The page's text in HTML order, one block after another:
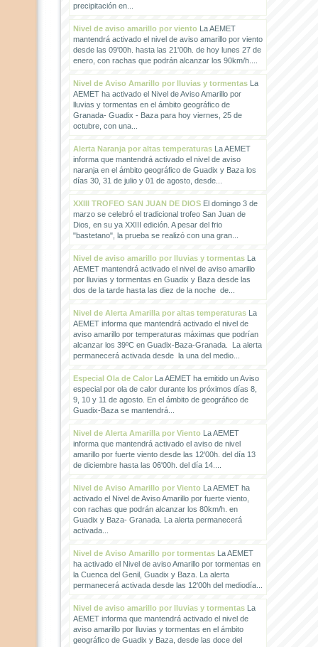
precipitación en...
Nivel de aviso amarillo por vientoLa AEMET
mantendrá activado el nivel de aviso amarillo por viento
desde las 09'00h. hasta las 21'00h. de hoy lunes 27 de
enero, con rachas que podrán alcanzar los 90km/h....
Nivel de Aviso Amarillo por lluvias y tormentasLa
AEMET ha activado el Nivel de Aviso Amarillo por
lluvias y tormentas en el ámbito geográfico de
Granada- Guadix - Baza para hoy viernes, 25 de
octubre, con una...
Alerta Naranja por altas temperaturasLa AEMET
informa que mantendrá activado el nivel de aviso
naranja en el ámbito geográfico de Guadix y Baza los
días 30, 31 de julio y 01 de agosto, desde...
XXIII TROFEO SAN JUAN DE DIOSEl domingo 3 de
marzo se celebró el tradicional trofeo San Juan de
Dios, en su ya XXIII edición. A pesar del frio
"bastetano", la prueba se realizó con una gran...
Nivel de aviso amarillo por lluvias y tormentasLa
AEMET mantendrá activado el nivel de aviso amarillo
por lluvias y tormentas en Guadix y Baza desde las
dos de la tarde hasta las diez de la noche de...
Nivel de Alerta Amarilla por altas temperaturasLa
AEMET informa que mantendrá activado el nivel de
aviso amarillo por temperaturas máximas que podrían
alcanzar los 39ºC en Guadix-Baza-Granada. La alerta
permanecerá activada desde la una del medio...
Especial Ola de CalorLa AEMET ha emitido un Aviso
especial por ola de calor durante los próximos días 8,
9, 10 y 11 de agosto. En el ámbito de geográfico de
Guadix-Baza se mantendrá...
Nivel de Alerta Amarilla por VientoLa AEMET
informa que mantendrá activado el aviso de nivel
amarillo por fuerte viento desde las 12'00h. del día 13
de diciembre hasta las 06'00h. del día 14....
Nivel de Aviso Amarillo por VientoLa AEMET ha
activado el Nivel de Aviso Amarillo por fuerte viento,
con rachas que podrán alcanzar los 80km/h. en
Guadix y Baza- Granada. La alerta permanecerá
activada...
Nivel de Aviso Amarillo por tormentasLa AEMET
ha activado el Nivel de aviso Amarillo por tormentas en
la Cuenca del Genil, Guadix y Baza. La alerta
permanecerá activada desde las 12'00h del mediodía...
Nivel de aviso amarillo por lluvias y tormentasLa
AEMET informa que mantendrá activado el nivel de
aviso amarillo por lluvias y tormentas en el ámbito
geográfico de Guadix y Baza, desde las doce del